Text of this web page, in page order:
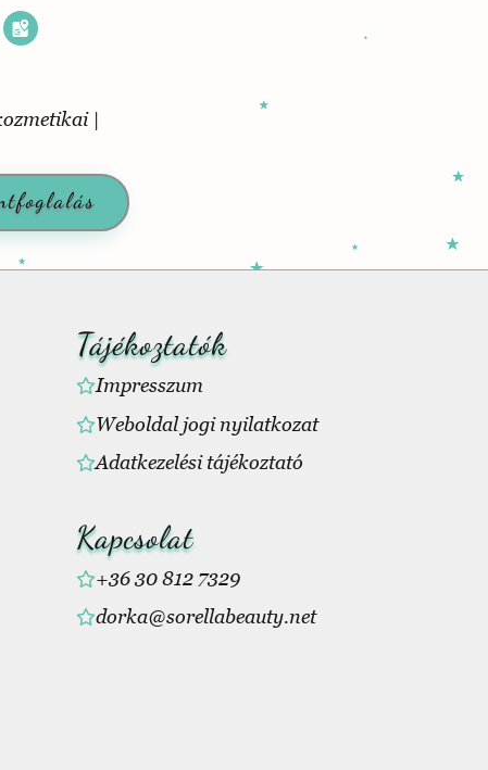
Tájékoztatók
Impresszum
Weboldal jogi nyilatkozat
Adatkezelési tájékoztató
Kapcsolat
+36 30 812 7329
dorka@sorellabeauty.net